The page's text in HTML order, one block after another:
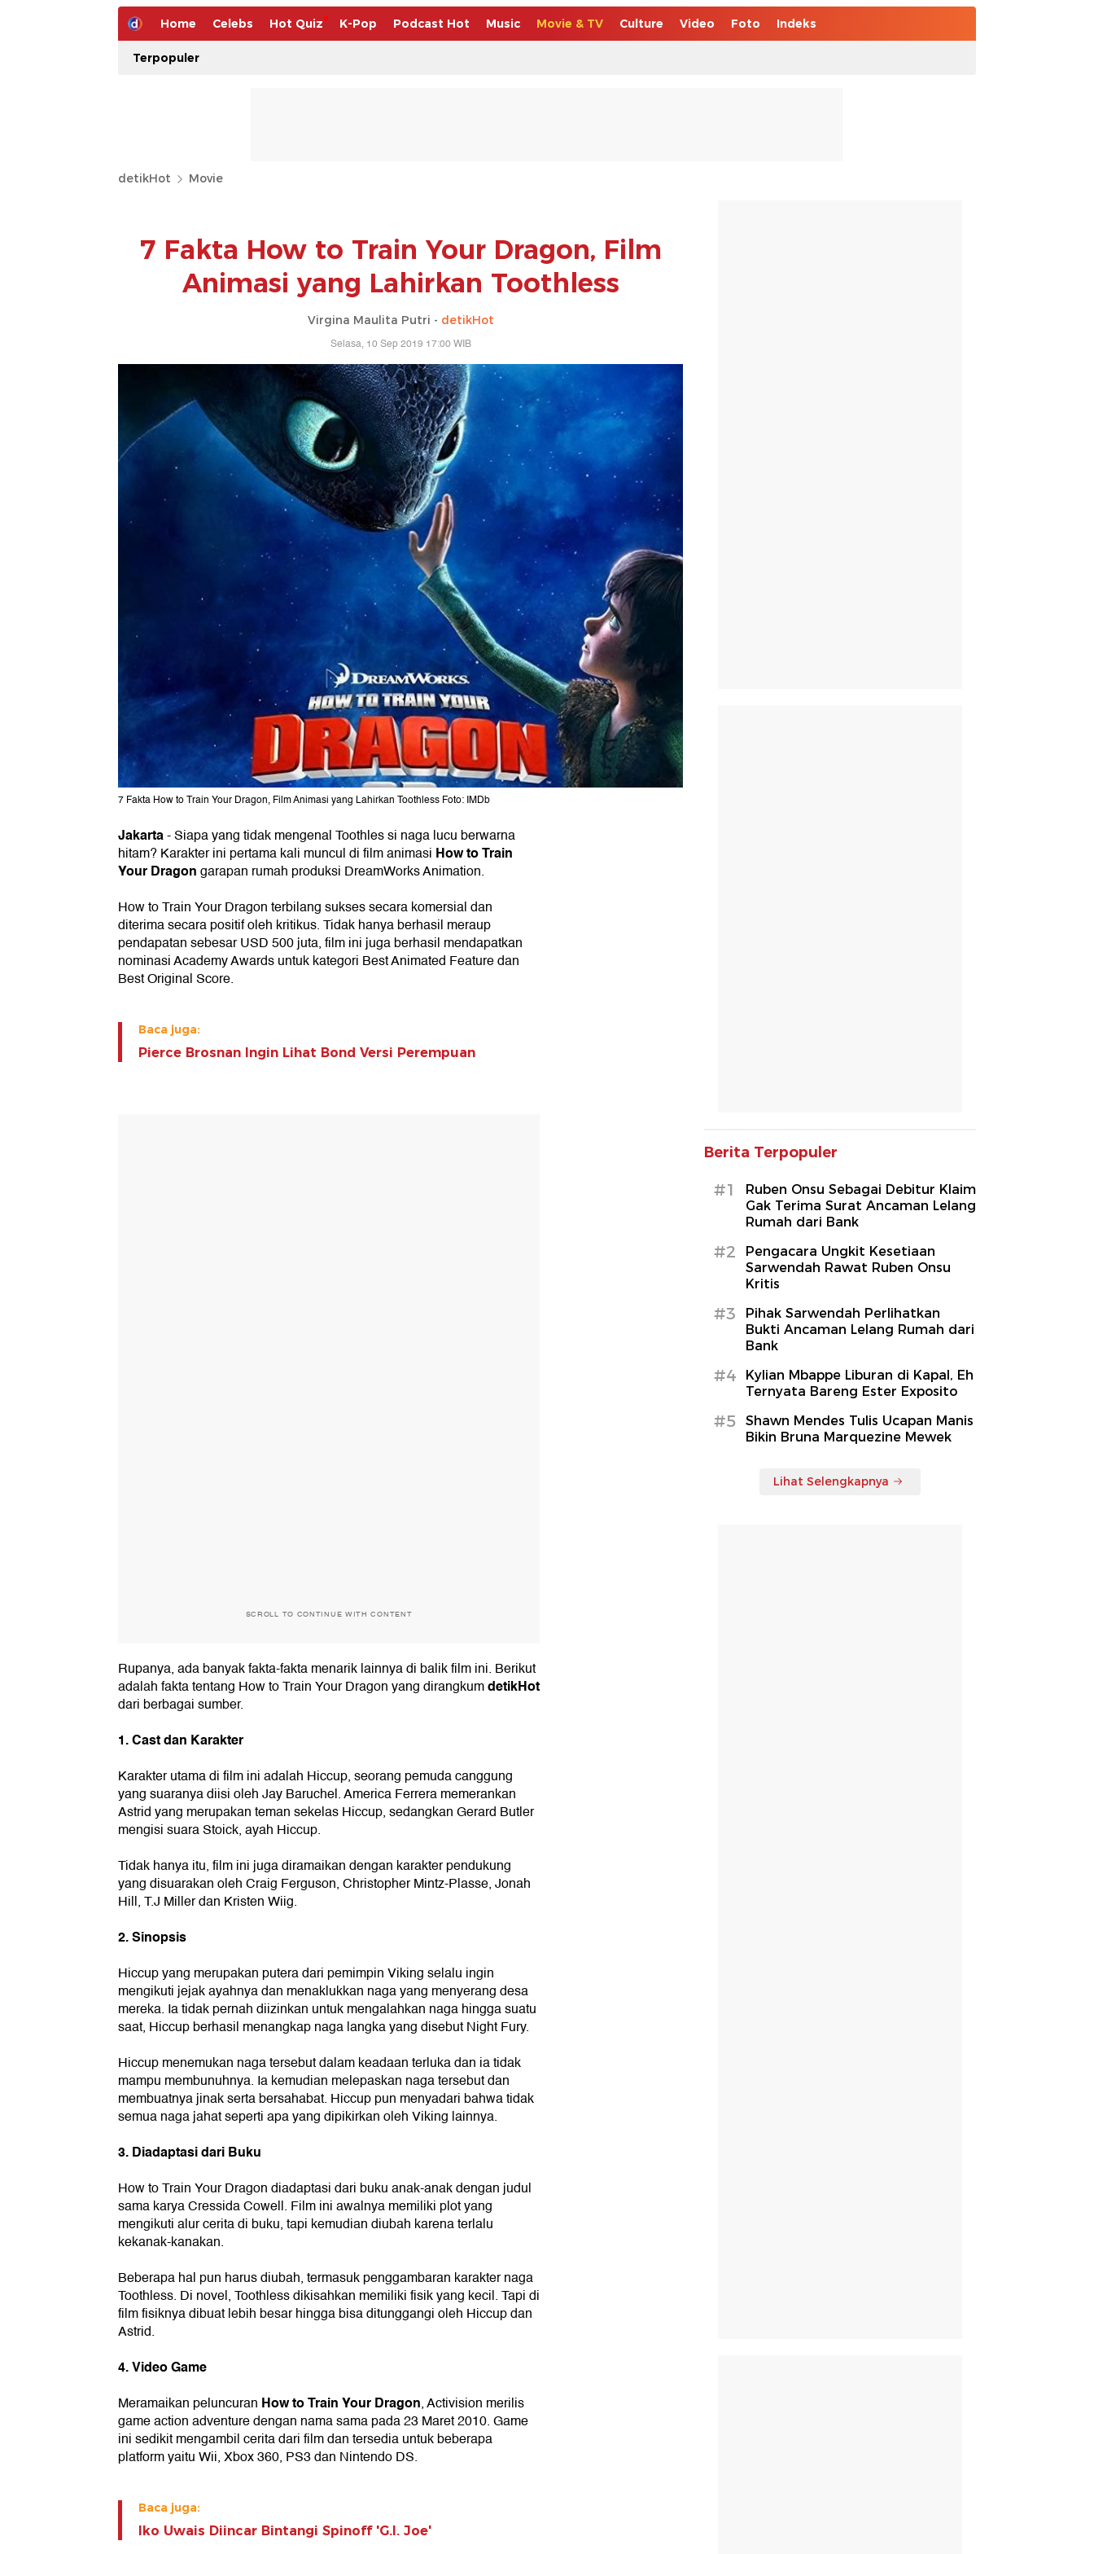
Home Celebs Hot Quiz K-Pop Podcast Hot Music Movie & TV Culture Video Foto Indeks
Terpopuler
detikHot Movie
7 Fakta How to Train Your Dragon, Film
Animasi yang Lahirkan Toothless
Virgina Maulita Putri - detikHot
Selasa, 10 Sep 2019 17:00 WIB
7 Fakta How to Train Your Dragon, Film Animasi yang Lahirkan Toothless Foto: IMDb
Jakarta- Siapa yang tidak mengenal Toothles si naga lucu berwarna
hitam? Karakter ini pertama kali muncul di film animasi How to Train
Your Dragongarapan rumah produksi DreamWorks Animation.
How to Train Your Dragon terbilang sukses secara komersial dan
diterima secara positif oleh kritikus. Tidak hanya berhasil meraup
pendapatan sebesar USD 500 juta, film ini juga berhasil mendapatkan
nominasi Academy Awards untuk kategori Best Animated Feature dan
Best Original Score.
Baca juga:
Pierce Brosnan Ingin Lihat Bond Versi Perempuan
SCROLL TO CONTINUE WITH CONTENT
Rupanya, ada banyak fakta-fakta menarik lainnya di balik film ini. Berikut
adalah fakta tentang How to Train Your Dragon yang dirangkumdetikHot
dari berbagai sumber.
1. Cast dan Karakter
Karakter utama di film ini adalah Hiccup, seorang pemuda canggung
yang suaranya diisi oleh Jay Baruchel. America Ferrera memerankan
Astrid yang merupakan teman sekelas Hiccup, sedangkan Gerard Butler
mengisi suara Stoick, ayah Hiccup.
Tidak hanya itu, film ini juga diramaikan dengan karakter pendukung
yang disuarakan oleh Craig Ferguson, Christopher Mintz-Plasse, Jonah
Hill, T.J Miller dan Kristen Wiig.
2. Sinopsis
Hiccup yang merupakan putera dari pemimpin Viking selalu ingin
mengikuti jejak ayahnya dan menaklukkan naga yang menyerang desa
mereka. Ia tidak pernah diizinkan untuk mengalahkan naga hingga suatu
saat, Hiccup berhasil menangkap naga langka yang disebut Night Fury.
Hiccup menemukan naga tersebut dalam keadaan terluka dan ia tidak
mampu membunuhnya. Ia kemudian melepaskan naga tersebut dan
membuatnya jinak serta bersahabat. Hiccup pun menyadari bahwa tidak
semua naga jahat seperti apa yang dipikirkan oleh Viking lainnya.
3. Diadaptasi dari Buku
How to Train Your Dragon diadaptasi dari buku anak-anak dengan judul
sama karya Cressida Cowell. Film ini awalnya memiliki plot yang
mengikuti alur cerita di buku, tapi kemudian diubah karena terlalu
kekanak-kanakan.
Beberapa hal pun harus diubah, termasuk penggambaran karakter naga
Toothless. Di novel, Toothless dikisahkan memiliki fisik yang kecil. Tapi di
film fisiknya dibuat lebih besar hingga bisa ditunggangi oleh Hiccup dan
Astrid.
4. Video Game
Meramaikan peluncuran How to Train Your Dragon, Activision merilis
game action adventure dengan nama sama pada 23 Maret 2010. Game
ini sedikit mengambil cerita dari film dan tersedia untuk beberapa
platform yaitu Wii, Xbox 360, PS3 dan Nintendo DS.
Baca juga:
Iko Uwais Diincar Bintangi Spinoff 'G.I. Joe'
Berita Terpopuler
#1
Ruben Onsu Sebagai Debitur Klaim
Gak Terima Surat Ancaman Lelang
Rumah dari Bank
#2
Pengacara Ungkit Kesetiaan
Sarwendah Rawat Ruben Onsu
Kritis
#3
Pihak Sarwendah Perlihatkan
Bukti Ancaman Lelang Rumah dari
Bank
#4
Kylian Mbappe Liburan di Kapal, Eh
Ternyata Bareng Ester Exposito
#5
Shawn Mendes Tulis Ucapan Manis
Bikin Bruna Marquezine Mewek
Lihat Selengkapnya